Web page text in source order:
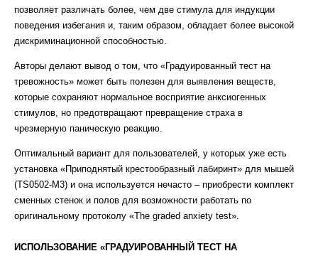
позволяет различать более, чем две стимула для индукции
поведения избегания и, таким образом, обладает более высокой
дискриминационной способностью.
Авторы делают вывод о том, что «Градуированный тест на
тревожность» может быть полезен для выявления веществ,
которые сохраняют нормальное восприятие анксиогенных
стимулов, но предотвращают превращение страха в
чрезмерную паническую реакцию.
Оптимальный вариант для пользователей, у которых уже есть
установка «Приподнятый крестообразный лабиринт» для мышей
(TS0502-M3) и она используется нечасто – приобрести комплект
сменных стенок и полов для возможности работать по
оригинальному протоколу «The graded anxiety test».
ИСПОЛЬЗОВАНИЕ «ГРАДУИРОВАННЫЙ ТЕСТ НА